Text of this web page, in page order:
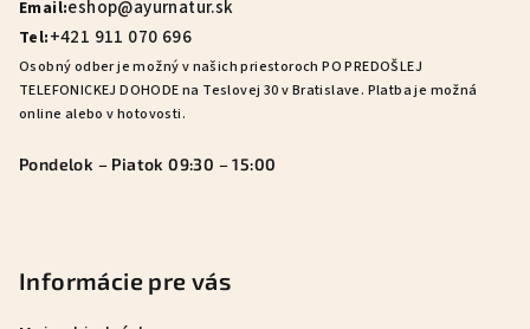
Email:eshop@ayurnatur.sk
Tel:+421 911 070 696
Osobný odber je možný v našich priestoroch PO PREDOŠLEJ
TELEFONICKEJ DOHODE na Teslovej 30 v Bratislave. Platba je možná
online alebo v hotovosti.
Pondelok – Piatok 09:30 – 15:00
Informácie pre vás